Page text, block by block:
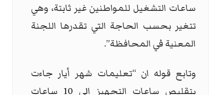
ساعات التشغيل للمواطنين غير ثابتة، وهي
تتغير بحسب الحاجة التي تقدرها اللجنة
المعنية في المحافظة”.
وتابع قوله ان “تعليمات شهر أيار جاءت
بتقليص ساعات التجهيز الى 10 ساعات